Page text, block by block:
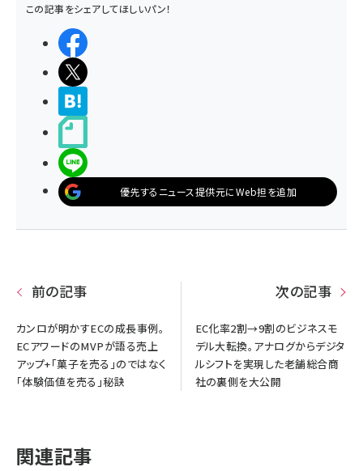
この記事をシェアしてほしいパン！
優先するニュース提供元にWeb担を追加
前の記事
カンロが明かすECの成長事例。
ECアワードのMVPが語る売上
アップ+「菓子を売る」のではなく
「体験価値を売る」秘訣
次の記事
EC化率2割→9割のビジネスモ
デル大転換。アナログからデジタ
ルシフトを実現した老舗総合商
社の裏側を大公開
関連記事